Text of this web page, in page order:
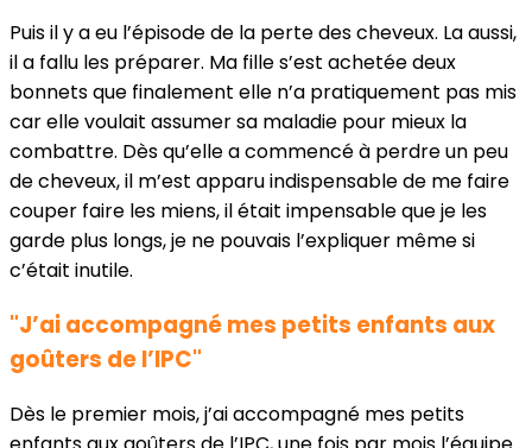
Puis il y a eu l’épisode de la perte des cheveux. La aussi,
il a fallu les préparer. Ma fille s’est achetée deux
bonnets que finalement elle n’a pratiquement pas mis
car elle voulait assumer sa maladie pour mieux la
combattre. Dès qu’elle a commencé à perdre un peu
de cheveux, il m’est apparu indispensable de me faire
couper faire les miens, il était impensable que je les
garde plus longs, je ne pouvais l’expliquer même si
c’était inutile.
"J’ai accompagné mes petits enfants aux
goûters de l’IPC"
Dès le premier mois, j’ai accompagné mes petits